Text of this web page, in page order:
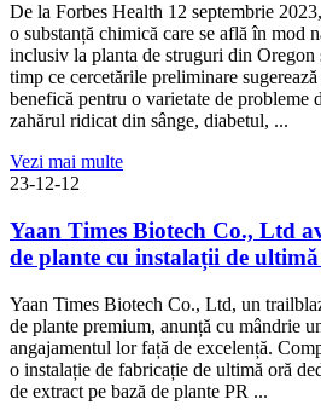
De la Forbes Health 12 septembrie
o substanță chimică care se află în mod
inclusiv la planta de struguri din Oregon
timp ce cercetările preliminare
benefică pentru o varietate de probleme
zahărul ridicat din sânge, diabetul, ...
Vezi mai multe
23-12-12
Yaan Times Biotech Co., Ltd
de plante cu instalații de
Yaan Times Biotech Co., Ltd, un
de plante premium, anunță cu mândrie
angajamentul lor față de excelență.
o instalație de fabricație de ultimă oră
de extract pe bază de plante PR ...